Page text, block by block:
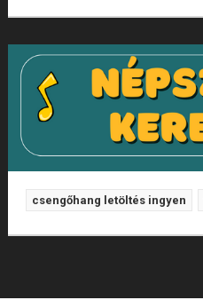
csengőhang letöltés ingyen